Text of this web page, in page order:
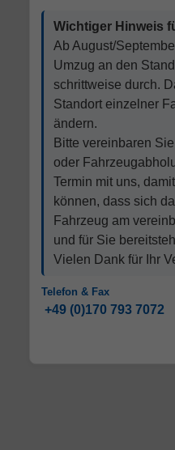
Wichtiger Hinweis
Ab August/
Umzug an den
schrittweise durch.
Standort einzelner
ändern.
Bitte vereinbaren
oder
Termin mit uns,
können, dass sich
Fahrzeug am
und für Sie
Vielen Dank für Ihr
Telefon & Fax
+49 (0)170 793 7072